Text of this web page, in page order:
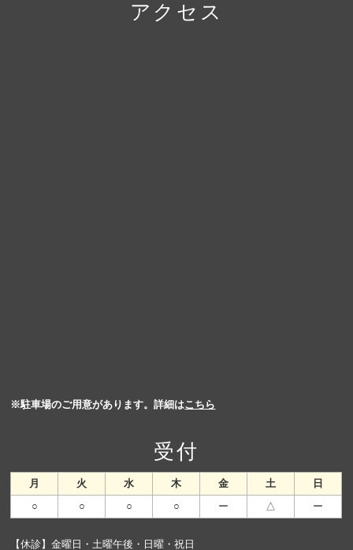
アクセス
※駐車場のご用意があります。詳細はこちら
受付
月 火 水 木 金 土
日
○
○ ○ ○ ー △ ー
【休診】金曜日・土曜午後・日曜・祝日